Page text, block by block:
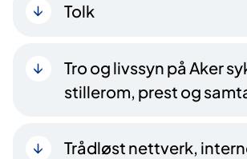
Tolk
Tro og livssyn på Aker
stillerom, prest og
Trådløst nettverk,